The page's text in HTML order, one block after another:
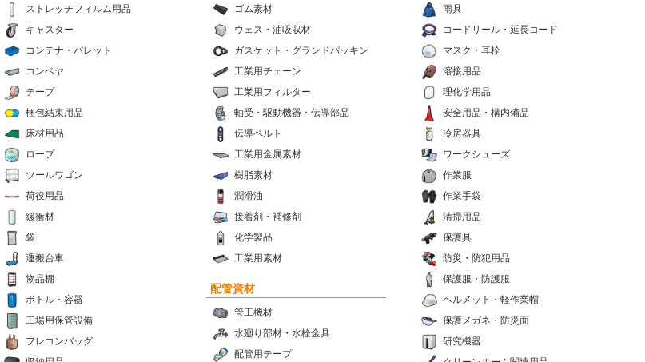
ストレッチフィルム用品
キャスター
コンテナ・パレット
コンベヤ
テープ
梱包結束用品
床材用品
ロープ
ツールワゴン
荷役用品
緩衝材
袋
運搬台車
物品棚
ボトル・容器
工場用保管設備
フレコンバッグ
ゴム素材
ウェス・油吸収材
ガスケット・グランドパッキン
工業用チェーン
工業用フィルター
軸受・駆動機器・伝導部品
伝導ベルト
工業用金属素材
樹脂素材
潤滑油
接着剤・補修剤
化学製品
工業用素材
雨具
コードリール・延長コード
マスク・耳栓
溶接用品
理化学用品
安全用品・構内備品
冷房器具
ワークシューズ
作業服
作業手袋
清掃用品
保護具
防災・防犯用品
保護服・防護服
ヘルメット・軽作業帽
保護メガネ・防災面
研究機器
配管資材
管工機材
水廻り部材・水栓金具
配管用テープ